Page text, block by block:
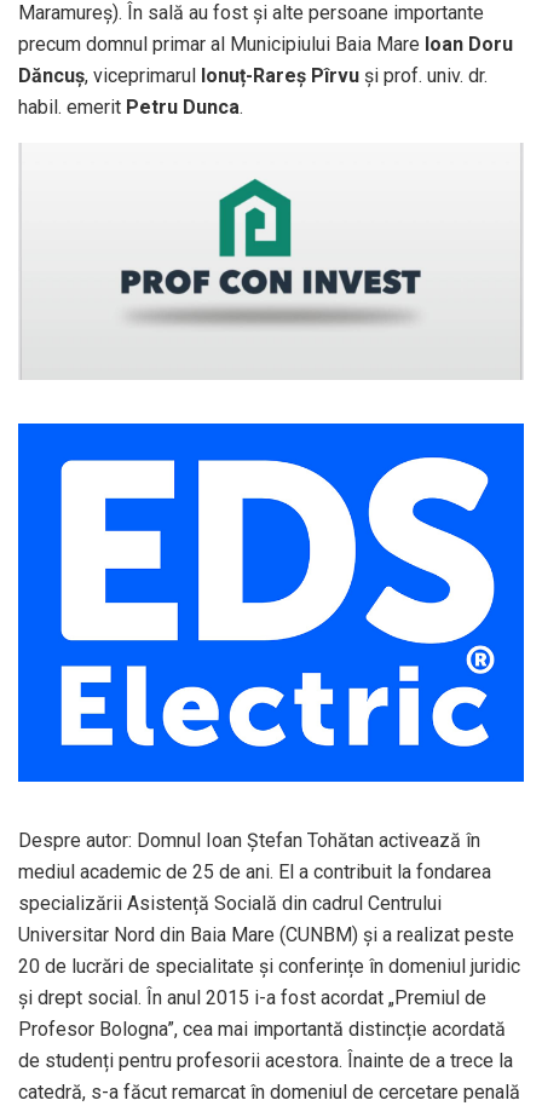
Maramureș). În sală au fost și alte persoane importante
precum domnul primar al Municipiului Baia Mare Ioan Doru
Dăncuș, viceprimarul Ionuț-Rareș Pîrvu și prof. univ. dr.
habil. emerit Petru Dunca.
Despre autor: Domnul Ioan Ștefan Tohătan activează în
mediul academic de 25 de ani. El a contribuit la fondarea
specializării Asistență Socială din cadrul Centrului
Universitar Nord din Baia Mare (CUNBM) și a realizat peste
20 de lucrări de specialitate și conferințe în domeniul juridic
și drept social. În anul 2015 i-a fost acordat „Premiul de
Profesor Bologna”, cea mai importantă distincție acordată
de studenți pentru profesorii acestora. Înainte de a trece la
catedră, s-a făcut remarcat în domeniul de cercetare penală